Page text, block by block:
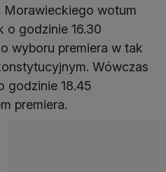
Morawieckiego wotum
o godzinie 16.30
wyboru premiera w tak
Wówczas
godzinie 18.45
premiera.